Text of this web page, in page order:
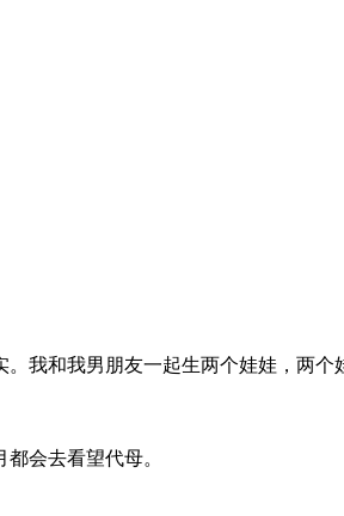
我和我男朋友一起生两个娃娃，两个
会去看望代母。